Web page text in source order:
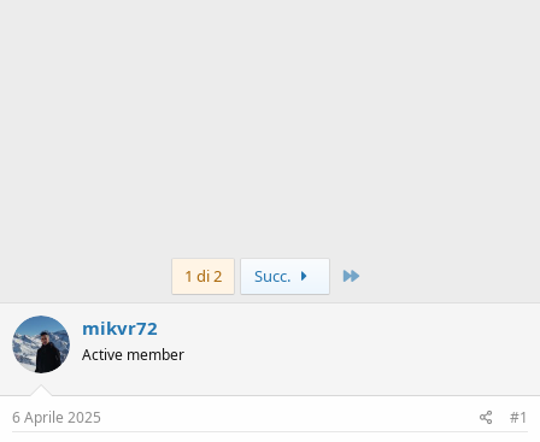
1 di 2 Succ.
mikvr72
Active member
6 Aprile 2025 #1